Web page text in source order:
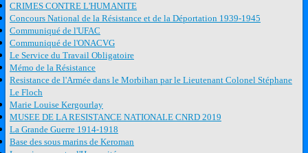
CRIMES CONTRE L'HUMANITE
Concours National de la Résistance et de la Déportation 1939-1945
Communiqué de l'UFAC
Communiqué de l'ONACVG
Le Service du Travail Obligatoire
Mémo de la Résistance
Resistance de l'Armée dans le Morbihan par le Lieutenant Colonel Stéphane
Le Floch
Marie Louise Kergourlay
MUSEE DE LA RESISTANCE NATIONALE CNRD 2019
La Grande Guerre 1914-1918
Base des sous marins de Keroman